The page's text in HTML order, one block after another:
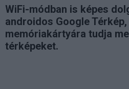
WiFi-módban is képes
androidos Google Térkép,
memóriakártyára tudja
térképeket.